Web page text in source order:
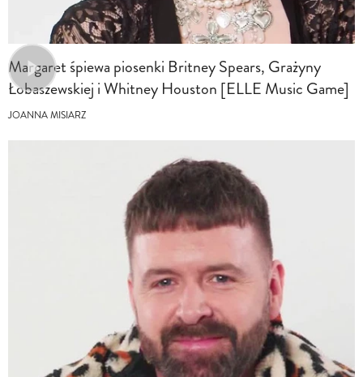
Margaret śpiewa piosenki Britney Spears, Grażyny
Łobaszewskiej i Whitney Houston [ELLE Music Game]
JOANNA MISIARZ